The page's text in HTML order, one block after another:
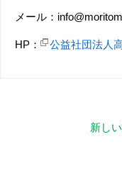
メール：
HP： 公益社団法人
新し